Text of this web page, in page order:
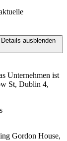
Details ausblenden
Unternehmen ist
St, Dublin 4,
Gordon House,